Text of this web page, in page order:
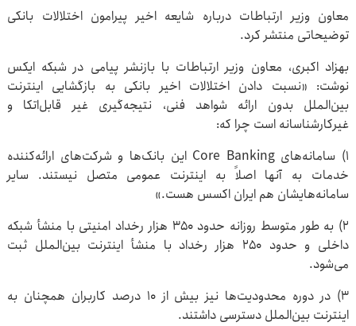
معاون وزیر ارتباطات درباره شایعه اخیر پیرامون اختلالات بانکی
توضیحاتی منتشر کرد.
بهزاد اکبری، معاون وزیر ارتباطات با بازنشر پیامی در شبکه ایکس
نوشت: «نسبت دادن اختلالات اخیر بانکی به بازگشایی اینترنت
بین‌الملل بدون ارائه شواهد فنی، نتیجه‌گیری غیر قابل‌اتکا و
غیرکارشناسانه است چرا که:
۱) سامانه‌های Core Banking این بانک‌ها و شرکت‌های ارائه‌کننده
خدمات به آنها اصلاً به اینترنت عمومی متصل نیستند. سایر
سامانه‌هایشان هم ایران اکسس هست.»
۲) به طور متوسط روزانه حدود ۳۵۰ هزار رخداد امنیتی با منشأ شبکه
داخلی و حدود ۲۵۰ هزار رخداد با منشأ اینترنت بین‌الملل ثبت
می‌شود.
۳) در دوره محدودیت‌ها نیز بیش از ۱۰ درصد کاربران همچنان به
اینترنت بین‌الملل دسترسی داشتند.